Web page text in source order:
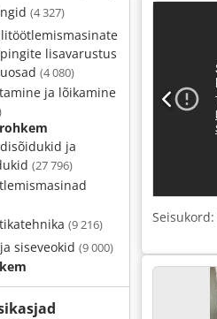
(4 327)
lisavarustus
(4 080)
ja lõikamine
ja
(27 796)
(9 216)
siseveokid (9 000)
Seisukord: